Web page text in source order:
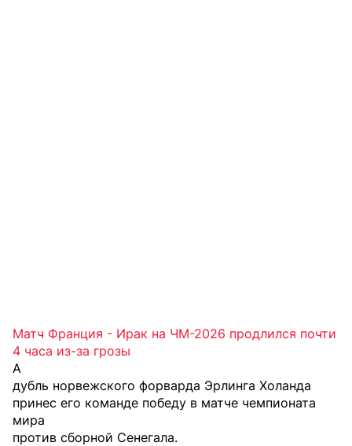
Матч Франция - Ирак на ЧМ-2026 продлился почти
4 часа из-за грозы
А
дубль норвежского форварда Эрлинга Холанда
принес его команде победу в матче чемпионата
мира
против сборной Сенегала.